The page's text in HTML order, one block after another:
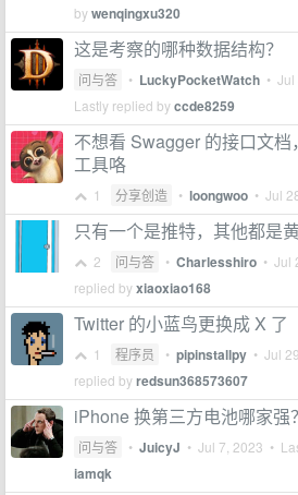
bywenqingxu320
这是考察的哪种数据结构？
问与答 • LuckyPocketWatch • Jul
Lastly replied byccde8259
不想看 Swagger 的接口文
工具咯
1 分享创造 • loongwoo • Jul
只有一个是推特，其他都是
2 问与答 • Charlesshiro • Jul
replied byxiaoxiao168
Twitter 的小蓝鸟更换成 X 了
1 程序员 • pipinstallpy • Jul
replied byredsun368573607
iPhone 换第三方电池哪家强？
问与答 • JuicyJ • Jul 7, 2023 •
iamqk